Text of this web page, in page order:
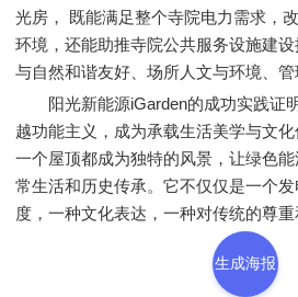
光房， 既能满足整个寺院电力需求，
环境，还能助推寺院公共服务设施建
与自然和谐友好、场所人文与环境、管
阳光新能源iGarden的成功实践证
越功能主义，成为承载生活美学与文
一个屋顶都成为独特的风景，让绿色
常生活和历史传承。它不仅仅是一个
度，一种文化表达，一种对传统的尊重
生成海报